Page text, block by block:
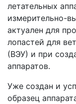
летательных
измерительно-
актуален для
лопастей для
(ВЭУ) и при
аппаратов.
Уже создан и
образец